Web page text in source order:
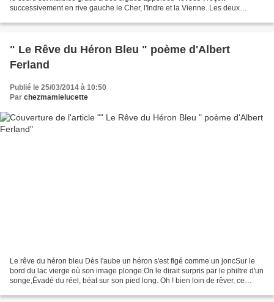
successivement en rive gauche le Cher, l'Indre et la Vienne. Les deux
" Le Rêve du Héron Bleu " poème d'Albert
Ferland
Publié le 25/03/2014 à 10:50
Par chezmamielucette
Le rêve du héron bleu Dès l'aube un héron s'est figé comme un joncSur le
bord du lac vierge où son image plonge.On le dirait surpris par le philtre d'un
songe,Évadé du réel, béat sur son pied long. Oh ! bien loin de rêver, ce